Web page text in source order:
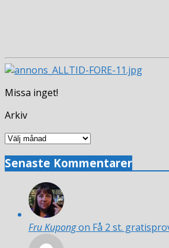
Missa inget!
Arkiv
Arkiv
Senaste Kommentarer
Fru Kupongon Få 2 st.